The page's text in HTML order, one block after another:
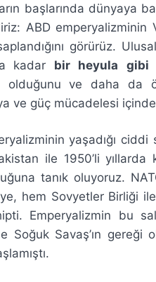
başlarında dünyaya
ABD
görürüz.
kadar bir heyula gibi
olduğunu ve daha da
ve güç mücadelesi
yaşadığı
ile 1950’li yıllarda
tanık oluyoruz.
hem Sovyetler Birliği
Emperyalizmin bu
Soğuk Savaş’ın